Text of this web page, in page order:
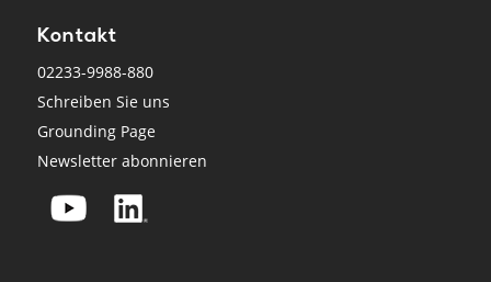
Kontakt
02233-9988-880
Schreiben Sie uns
Grounding Page
Newsletter abonnieren